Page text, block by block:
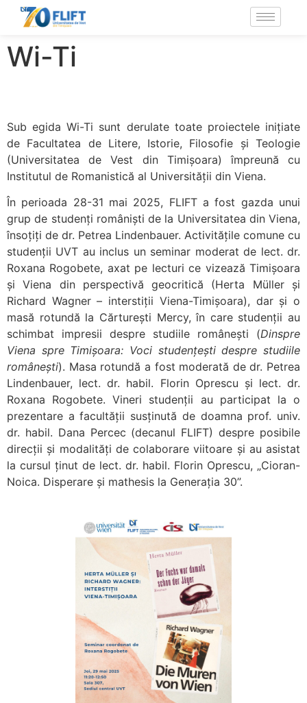
Wi-Ti
Sub egida Wi-Ti sunt derulate toate proiectele inițiate
de Facultatea de Litere, Istorie, Filosofie și Teologie
(Universitatea de Vest din Timișoara) împreună cu
Institutul de Romanistică al Universității din Viena.
În perioada 28-31 mai 2025, FLIFT a fost gazda unui
grup de studenți româniști de la Universitatea din Viena,
însoțiți de dr. Petrea Lindenbauer. Activitățile comune cu
studenții UVT au inclus un seminar moderat de lect. dr.
Roxana Rogobete, axat pe lecturi ce vizează Timișoara
și Viena din perspectivă geocritică (Herta Müller și
Richard Wagner – interstiții Viena-Timișoara), dar și o
masă rotundă la Cărturești Mercy, în care studenții au
schimbat impresii despre studiile românești (Dinspre
Viena spre Timișoara: Voci studențești despre studiile
românești). Masa rotundă a fost moderată de dr. Petrea
Lindenbauer, lect. dr. habil. Florin Oprescu și lect. dr.
Roxana Rogobete. Vineri studenții au participat la o
prezentare a facultății susținută de doamna prof. univ.
dr. habil. Dana Percec (decanul FLIFT) despre posibile
direcții și modalități de colaborare viitoare și au asistat
la cursul ținut de lect. dr. habil. Florin Oprescu, „Cioran-
Noica. Disperare și mathesis la Generația 30”.